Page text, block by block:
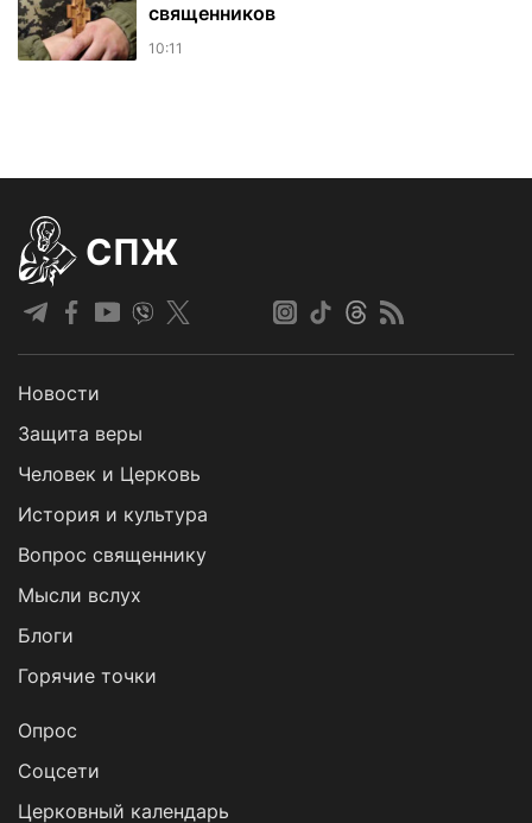
священников
10:11
СПЖ
Новости
Защита веры
Человек и Церковь
История и культура
Вопрос священнику
Мысли вслух
Блоги
Горячие точки
Опрос
Cоцсети
Церковный календарь